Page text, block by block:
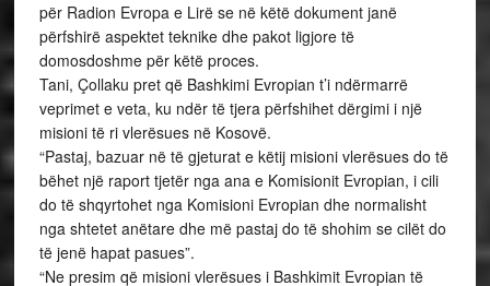
për Radion Evropa e Lirë se në këtë dokument janë
përfshirë aspektet teknike dhe pakot ligjore të
domosdoshme për këtë proces.
Tani, Çollaku pret që Bashkimi Evropian t’i ndërmarrë
veprimet e veta, ku ndër të tjera përfshihet dërgimi i një
misioni të ri vlerësues në Kosovë.
“Pastaj, bazuar në të gjeturat e këtij misioni vlerësues do të
bëhet një raport tjetër nga ana e Komisionit Evropian, i cili
do të shqyrtohet nga Komisioni Evropian dhe normalisht
nga shtetet anëtare dhe më pastaj do të shohim se cilët do
të jenë hapat pasues”.
“Ne presim që misioni vlerësues i Bashkimit Evropian të